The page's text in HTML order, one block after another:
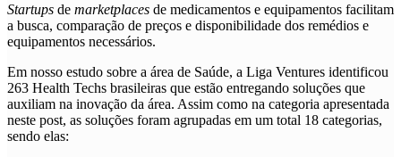
Startups de marketplaces de medicamentos e equipamentos facilitam
a busca, comparação de preços e disponibilidade dos remédios e
equipamentos necessários.
Em nosso estudo sobre a área de Saúde, a Liga Ventures identificou
263 Health Techs brasileiras que estão entregando soluções que
auxiliam na inovação da área. Assim como na categoria apresentada
neste post, as soluções foram agrupadas em um total 18 categorias,
sendo elas: